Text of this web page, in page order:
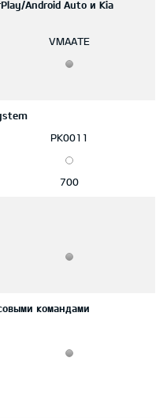
Android Auto и Kia
VMAATE
PK0011
700
командами